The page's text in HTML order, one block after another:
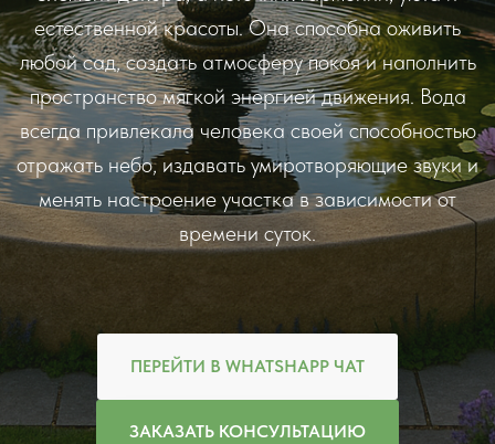
естественной красоты. Она способна оживить
любой сад, создать атмосферу покоя и наполнить
пространство мягкой энергией движения. Вода
всегда привлекала человека своей способностью
отражать небо, издавать умиротворяющие звуки и
менять настроение участка в зависимости от
времени суток.
ПЕРЕЙТИ В WHATSHAPP ЧАТ
ЗАКАЗАТЬ КОНСУЛЬТАЦИЮ